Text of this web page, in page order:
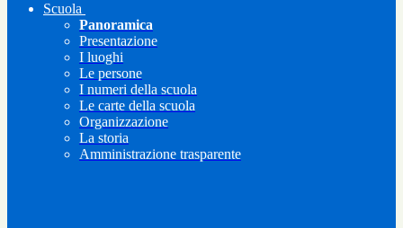
Scuola
Panoramica
Presentazione
I luoghi
Le persone
I numeri della scuola
Le carte della scuola
Organizzazione
La storia
Amministrazione trasparente